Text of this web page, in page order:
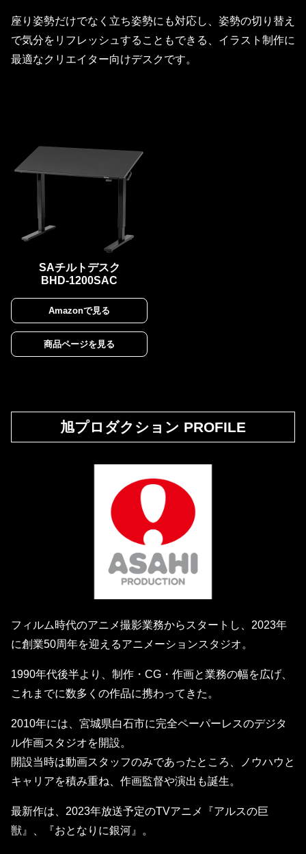
座り姿勢だけでなく立ち姿勢にも対応し、姿勢の切り替え
で気分をリフレッシュすることもできる、イラスト制作に
最適なクリエイター向けデスクです。
SAチルトデスク
BHD-1200SAC
Amazonで見る
商品ページを見る
旭プロダクション PROFILE
フィルム時代のアニメ撮影業務からスタートし、2023年
に創業50周年を迎えるアニメーションスタジオ。
1990年代後半より、制作・CG・作画と業務の幅を広げ、
これまでに数多くの作品に携わってきた。
2010年には、宮城県白石市に完全ペーパーレスのデジタ
ル作画スタジオを開設。
開設当時は動画スタッフのみであったところ、ノウハウと
キャリアを積み重ね、作画監督や演出も誕生。
最新作は、2023年放送予定のTVアニメ『アルスの巨
獣』、『おとなりに銀河』。